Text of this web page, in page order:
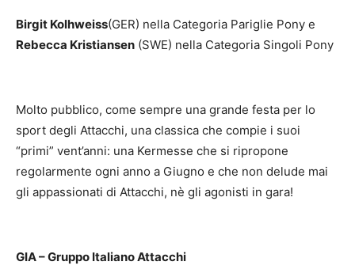
Birgit Kolhweiss(GER) nella Categoria Pariglie Pony e
Rebecca Kristiansen (SWE) nella Categoria Singoli Pony
Molto pubblico, come sempre una grande festa per lo
sport degli Attacchi, una classica che compie i suoi
“primi” vent’anni: una Kermesse che si ripropone
regolarmente ogni anno a Giugno e che non delude mai
gli appassionati di Attacchi, nè gli agonisti in gara!
GIA – Gruppo Italiano Attacchi